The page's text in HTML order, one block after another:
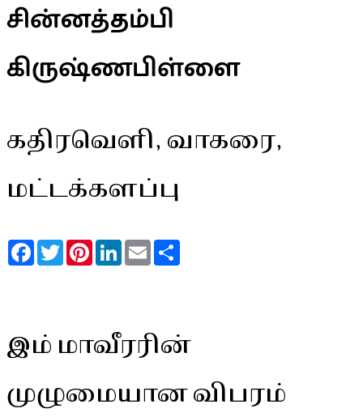
சின்னத்தம்பி
கிருஷ்ணபிள்ளை
கதிரவெளி, வாகரை,
மட்டக்களப்பு
FacebookTwitterPinterestLinkedInEmail
இம் மாவீரரின்
முழுமையான விபரம்